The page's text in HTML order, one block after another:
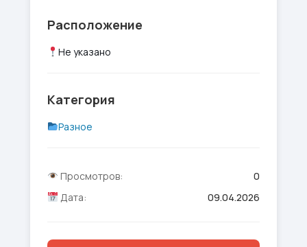
Расположение
Не указано
Категория
Разное
Просмотров:
0
Дата:
09.04.2026